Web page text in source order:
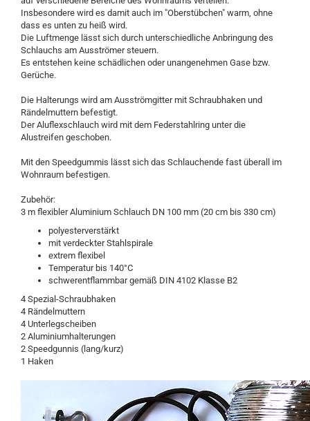
Insbesondere wird es damit auch im "Oberstübchen" warm, ohne
dass es unten zu heiß wird.
Die Luftmenge lässt sich durch unterschiedliche Anbringung des
Schlauchs am Ausströmer steuern.
Es entstehen keine schädlichen oder unangenehmen Gase bzw.
Gerüche.
Die Halterungs wird am Ausströmgitter mit Schraubhaken und
Rändelmuttern befestigt.
Der Aluflexschlauch wird mit dem Federstahlring unter die
Alustreifen geschoben.
Mit den Speedgummis lässt sich das Schlauchende fast überall im
Wohnraum befestigen.
Zubehör:
3 m flexibler Aluminium Schlauch DN 100 mm (20 cm bis 330 cm)
polyesterverstärkt
mit verdeckter Stahlspirale
extrem flexibel
Temperatur bis 140°C
schwerentflammbar gemäß DIN 4102 Klasse B2
4 Spezial-Schraubhaken
4 Rändelmuttern
4 Unterlegscheiben
2 Aluminiumhalterungen
2 Speedgunnis (lang/kurz)
1 Haken